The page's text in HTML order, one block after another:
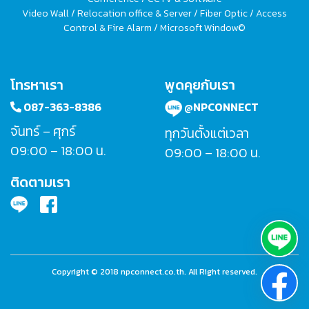
Video Wall / Relocation office & Server / Fiber Optic / Access
Control & Fire Alarm / Microsoft Window©
โทรหาเรา
087-363-8386
จันทร์ – ศุกร์
09:00 – 18:00 น.
พูดคุยกับเรา
@NPCONNECT
ทุกวันตั้งแต่เวลา
09:00 – 18:00 น.
ติดตามเรา
Copyright © 2018 npconnect.co.th. All Right reserved.